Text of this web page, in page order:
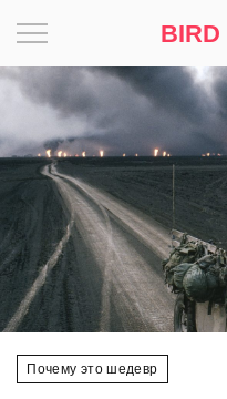
BIRD
Почему это шедевр